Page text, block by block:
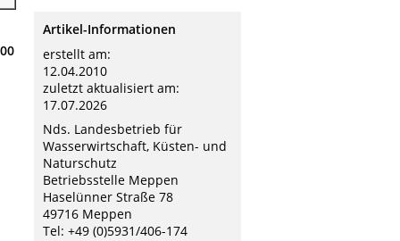
Artikel-Informationen
erstellt am:
12.04.2010
zuletzt aktualisiert am:
17.07.2026
Nds. Landesbetrieb für
Wasserwirtschaft, Küsten- und
Naturschutz
Betriebsstelle Meppen
Haselünner Straße 78
49716 Meppen
Tel: +49 (0)5931/406-174